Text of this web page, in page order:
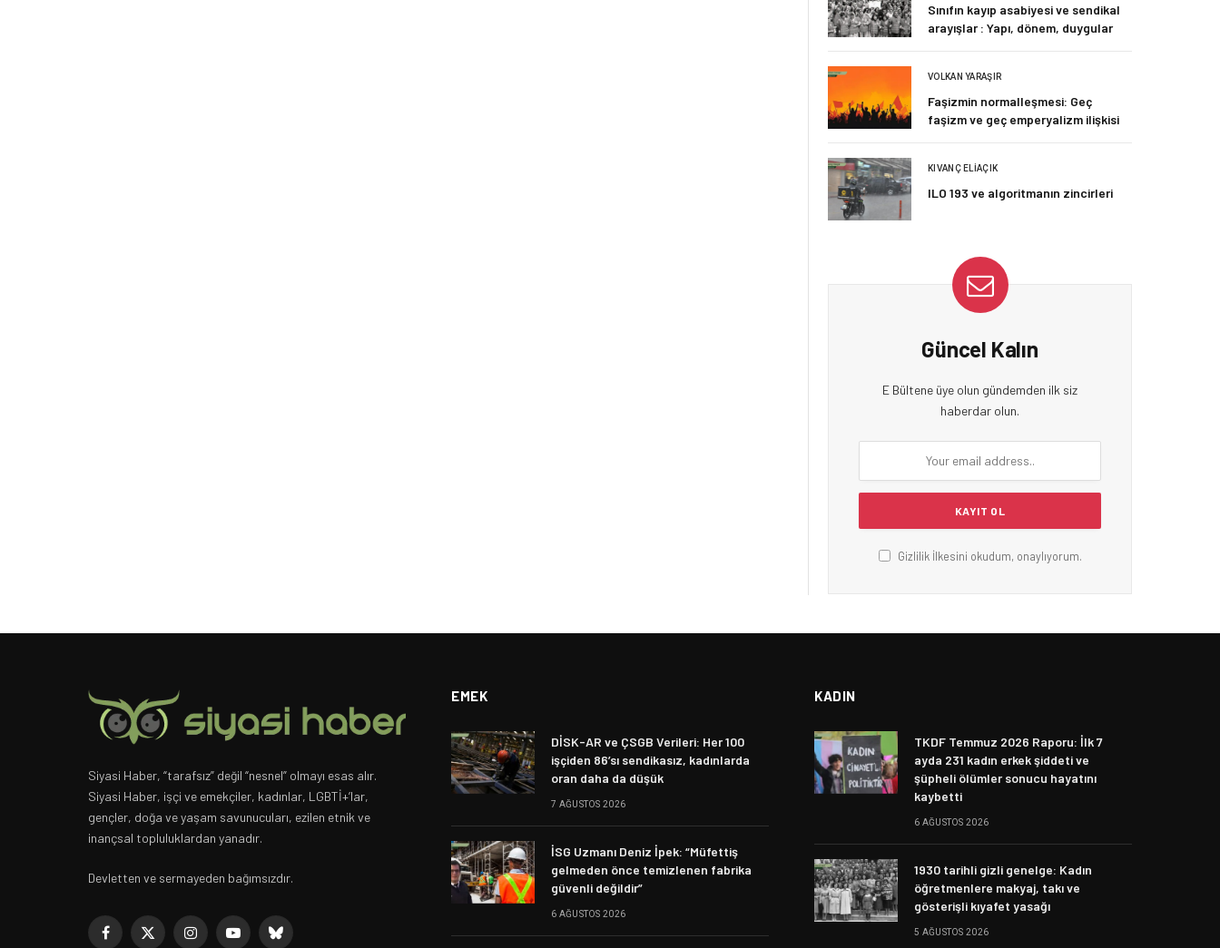
Sınıfın kayıp asabiyesi ve sendikal
arayışlar : Yapı, dönem, duygular
VOLKAN YARAŞIR
Faşizmin normalleşmesi: Geç
faşizm ve geç emperyalizm ilişkisi
KIVANÇ ELIAÇIK
ILO 193 ve algoritmanın zincirleri
Güncel Kalın
E Bültene üye olun gündemden ilk siz
haberdar olun.
Gizlilik İlkesini okudum, onaylıyorum.
Siyasi Haber, “tarafsız” değil “nesnel” olmayı esas alır.
Siyasi Haber, işçi ve emekçiler, kadınlar, LGBTİ+’lar,
gençler, doğa ve yaşam savunucuları, ezilen etnik ve
inançsal topluluklardan yanadır.
Devletten ve sermayeden bağımsızdır.
Facebook
X InstagramYouTubeBluesky
EMEK
DİSK-AR ve ÇSGB Verileri: Her 100
işçiden 86’sı sendikasız, kadınlarda
oran daha da düşük
7 AĞUSTOS 2026
İSG Uzmanı Deniz İpek: “Müfettiş
gelmeden önce temizlenen fabrika
güvenli değildir”
6 AĞUSTOS 2026
KADIN
TKDF Temmuz 2026 Raporu: İlk 7
ayda 231 kadın erkek şiddeti ve
şüpheli ölümler sonucu hayatını
kaybetti
6 AĞUSTOS 2026
1930 tarihli gizli genelge: Kadın
öğretmenlere makyaj, takı ve
gösterişli kıyafet yasağı
5 AĞUSTOS 2026